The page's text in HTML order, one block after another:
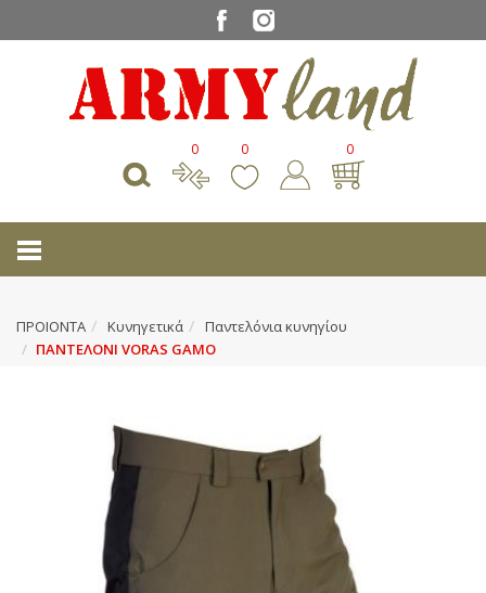
0 0 0
ΠΡΟΙΟΝΤΑ Κυνηγετικά
Παντελόνια κυνηγίου
ΠΑΝΤΕΛΟΝΙ VORAS GAMO